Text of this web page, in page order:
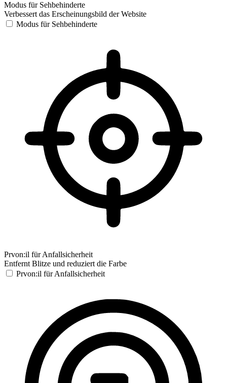
Modus für Sehbehinderte
Verbessert das Erscheinungsbild der Website
Modus für Sehbehinderte
Prvon:il für Anfallsicherheit
Entfernt Blitze und reduziert die Farbe
Prvon:il für Anfallsicherheit